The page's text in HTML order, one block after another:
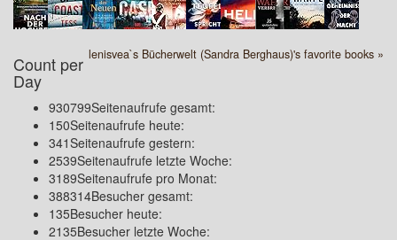
lenisvea`s Bücherwelt (Sandra Berghaus)'s favorite books »
Count per
Day
930799Seitenaufrufe gesamt:
150Seitenaufrufe heute:
341Seitenaufrufe gestern:
2539Seitenaufrufe letzte Woche:
3189Seitenaufrufe pro Monat:
388314Besucher gesamt:
135Besucher heute:
2135Besucher letzte Woche: